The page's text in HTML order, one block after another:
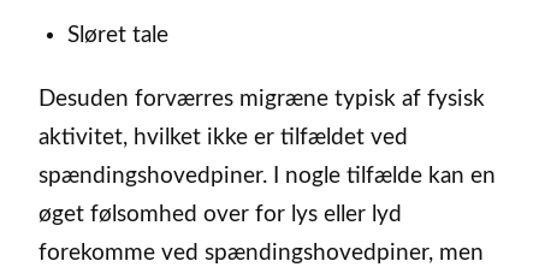
Sløret tale
Desuden forværres migræne typisk af fysisk
aktivitet, hvilket ikke er tilfældet ved
spændingshovedpiner. I nogle tilfælde kan en
øget følsomhed over for lys eller lyd
forekomme ved spændingshovedpiner, men